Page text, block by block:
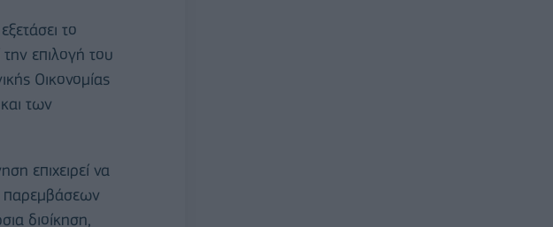
το
επιλογή του
Οικονομίας
των
επιχειρεί να
παρεμβάσεων
διοίκηση,